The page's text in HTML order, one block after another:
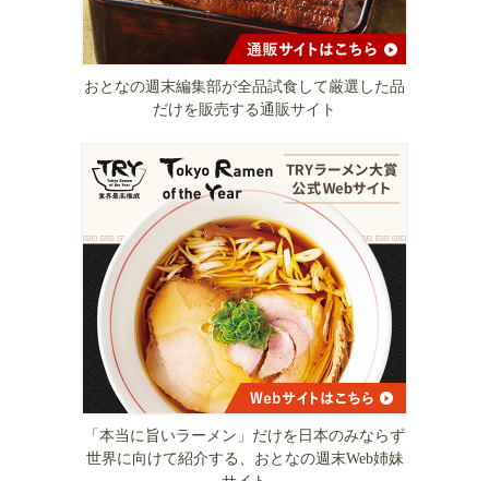
おとなの週末編集部が全品試食して厳選した品
だけを販売する通販サイト
「本当に旨いラーメン」だけを日本のみならず
世界に向けて紹介する、おとなの週末Web姉妹